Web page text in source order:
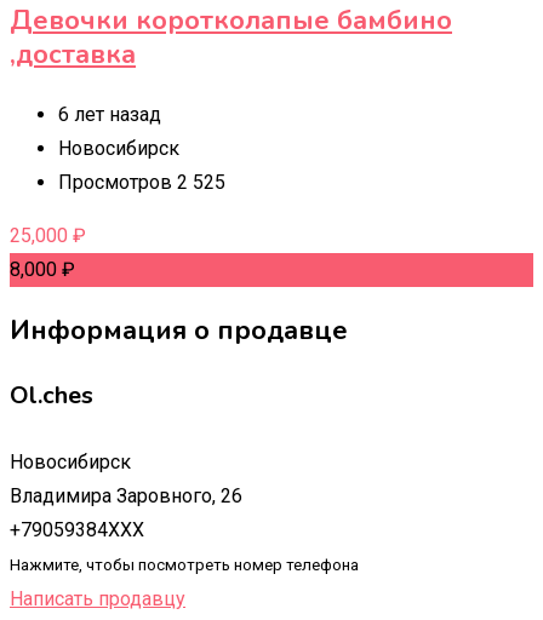
Девочки коротколапые бамбино
,доставка
6 лет назад
Новосибирск
Просмотров 2 525
25,000 ₽
8,000 ₽
Информация о продавце
Ol.ches
Новосибирск
Владимира Заровного, 26
+79059384XXX
Нажмите, чтобы посмотреть номер телефона
Написать продавцу